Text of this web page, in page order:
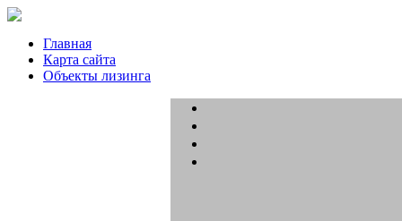
Главная
Карта сайта
Объекты лизинга